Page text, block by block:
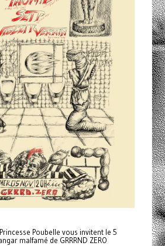
Poubelle vous invitent le 5
malfamé de GRRRND ZERO